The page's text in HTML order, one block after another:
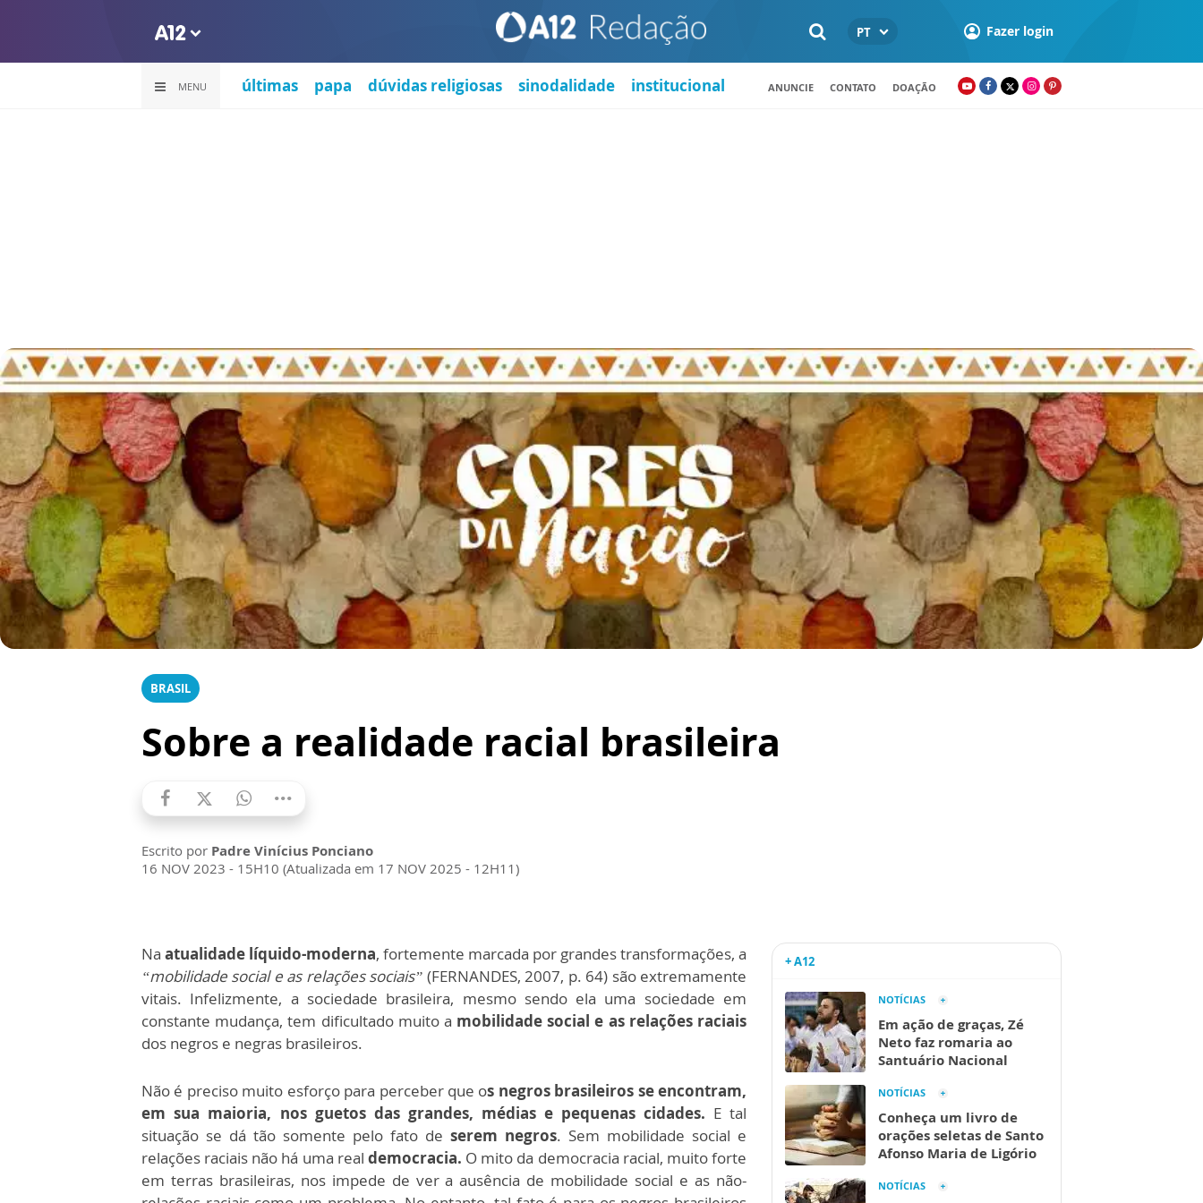
PT Fazer login
MENU últimas papa dúvidas religiosas sinodalidade institucional ANUNCIE CONTATO DOAÇÃO
BRASIL
Sobre a realidade racial brasileira
Escrito por Padre Vinícius Ponciano
16 NOV 2023 - 15H10 (Atualizada em 17 NOV 2025 - 12H11)
Na atualidade líquido-moderna, fortemente marcada por grandes transformações, a
“mobilidade social e as relações sociais” (FERNANDES, 2007, p. 64) são extremamente
vitais. Infelizmente, a sociedade brasileira, mesmo sendo ela uma sociedade em
constante mudança, tem dificultado muito a mobilidade social e as relações raciais
dos negros e negras brasileiros.
Não é preciso muito esforço para perceber que os negros brasileiros se encontram,
em sua maioria, nos guetos das grandes, médias e pequenas cidades. E tal
situação se dá tão somente pelo fato de serem negros. Sem mobilidade social e
relações raciais não há uma real democracia. O mito da democracia racial, muito forte
em terras brasileiras, nos impede de ver a ausência de mobilidade social e as não-
+ A12
NOTÍCIAS
Em ação de graças, Zé
Neto faz romaria ao
Santuário Nacional
NOTÍCIAS
Conheça um livro de
orações seletas de Santo
Afonso Maria de Ligório
NOTÍCIAS